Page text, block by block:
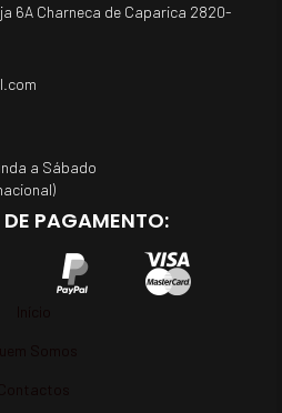
6A Charneca de Caparica 2820-
a Sábado
PAGAMENTO: